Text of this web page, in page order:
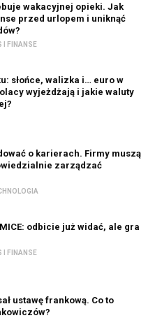
wakacyjnej opieki. Jak
przed urlopem i uniknąć
I FINANSE
słońce, walizka i… euro w
wyjeżdżają i jakie waluty
o karierach. Firmy muszą
zarządzać
odbicie już widać, ale gra
I FINANSE
ustawę frankową. Co to